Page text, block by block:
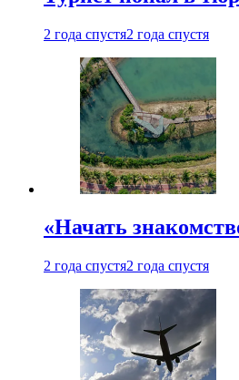
2 года спустя2 года спустя
«Начать
2 года спустя2 года спустя